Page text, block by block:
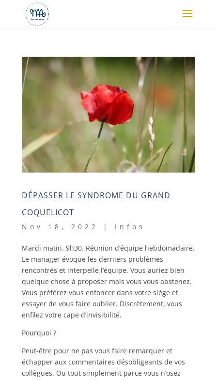
DÉPASSER LE SYNDROME DU GRAND
COQUELICOT
Nov 18, 2022 | Infos
Mardi matin. 9h30. Réunion d’équipe hebdomadaire.
Le manager évoque les derniers problèmes
rencontrés et interpelle l’équipe. Vous auriez bien
quelque chose à proposer mais vous vous abstenez.
Vous préférez vous enfoncer dans votre siège et
essayer de vous faire oublier. Discrètement, vous
enfilez votre cape d’invisibilité.
Pourquoi ?
Peut-être pour ne pas vous faire remarquer et
échapper aux commentaires désobligeants de vos
collègues. Ou tout simplement parce vous n’osez